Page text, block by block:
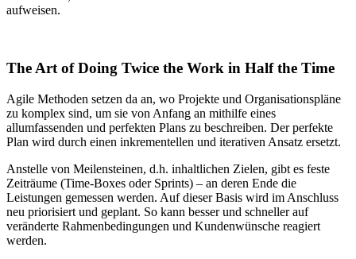
aufweisen.
The Art of Doing Twice the Work in Half the Time
Agile Methoden setzen da an, wo Projekte und Organisationspläne
zu komplex sind, um sie von Anfang an mithilfe eines
allumfassenden und perfekten Plans zu beschreiben. Der perfekte
Plan wird durch einen inkrementellen und iterativen Ansatz ersetzt.
Anstelle von Meilensteinen, d.h. inhaltlichen Zielen, gibt es feste
Zeiträume (Time-Boxes oder Sprints) – an deren Ende die
Leistungen gemessen werden. Auf dieser Basis wird im Anschluss
neu priorisiert und geplant. So kann besser und schneller auf
veränderte Rahmenbedingungen und Kundenwünsche reagiert
werden.